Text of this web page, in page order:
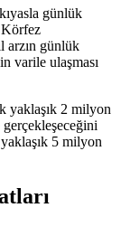
günlük
arzın günlük
varile ulaşması
yaklaşık 2 milyon
5 milyon